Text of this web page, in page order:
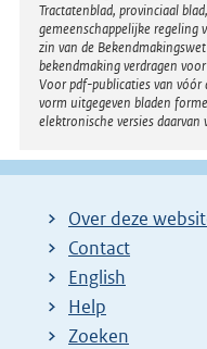
Tractatenblad, provinciaal
gemeenschappelijke regeling
zin van de
bekendmaking verdragen
Voor pdf-publicaties van vóór
vorm uitgegeven bladen
elektronische versies
Over deze
Contact
English
Help
Zoeken